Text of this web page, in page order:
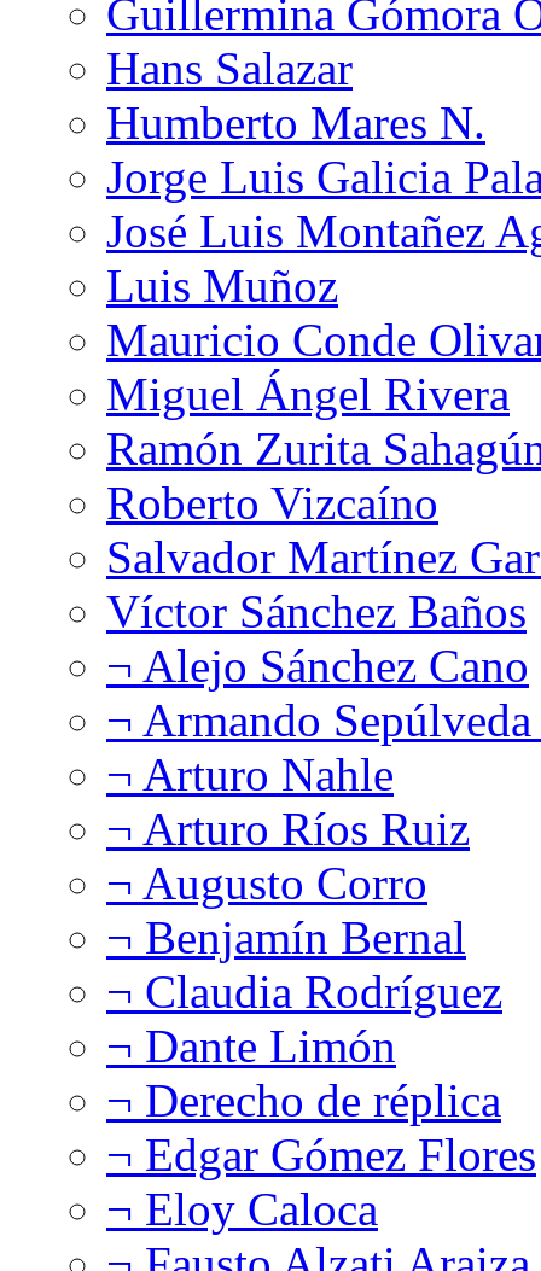
Guillermina Gómora
Hans Salazar
Humberto Mares N.
Jorge Luis Galicia
José Luis Montañez
Luis Muñoz
Mauricio Conde
Miguel Ángel Rivera
Ramón Zurita
Roberto Vizcaíno
Salvador Martínez
Víctor Sánchez Baños
¬ Alejo Sánchez Cano
¬ Armando
¬ Arturo Nahle
¬ Arturo Ríos Ruiz
¬ Augusto Corro
¬ Benjamín Bernal
¬ Claudia Rodríguez
¬ Dante Limón
¬ Derecho de réplica
¬ Edgar Gómez Flores
¬ Eloy Caloca